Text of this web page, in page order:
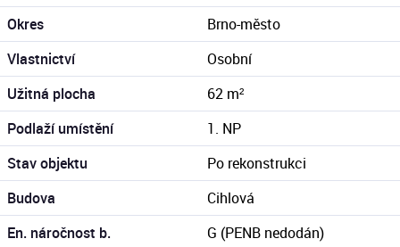
Okres
Brno-město
Vlastnictví
Osobní
Užitná plocha
62 m²
Podlaží umístění
1. NP
Stav objektu
Po rekonstrukci
Budova
Cihlová
En. náročnost b.
G (PENB nedodán)